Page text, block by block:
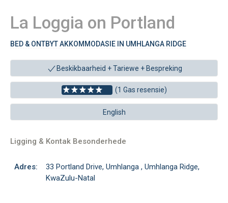
La Loggia on Portland
BED & ONTBYT AKKOMMODASIE IN UMHLANGA RIDGE
Beskikbaarheid + Tariewe + Bespreking
(1 Gas resensie)
English
Ligging & Kontak Besonderhede
Adres:
33 Portland Drive, Umhlanga , Umhlanga Ridge,
KwaZulu-Natal